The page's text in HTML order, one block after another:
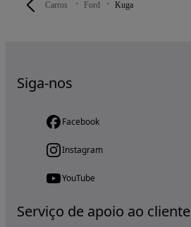
Carros Ford Kuga
Siga-nos
Facebook
Instagram
YouTube
Serviço de apoio ao cliente